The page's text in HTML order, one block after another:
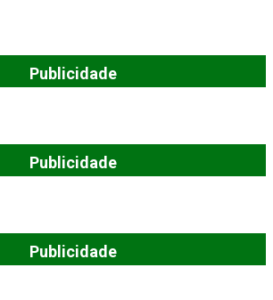
Publicidade
Publicidade
Publicidade